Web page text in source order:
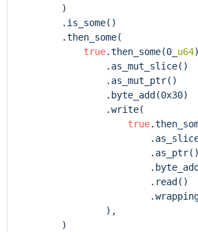
        )
        .is_some()
        .then_some(
true.then_some(0_ u64)
                .as_mut_slice()
                .as_mut_ptr()
                .byte_add(0x30)
                .write(
true
                        .as_ptr()
                        .read()
                ),
        )